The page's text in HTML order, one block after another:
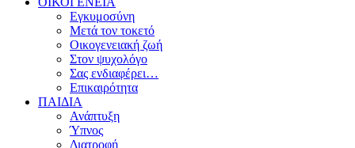
Εγκυμοσύνη
Μετά τον τοκετό
Οικογενειακή ζωή
Στον ψυχολόγο
Σας ενδιαφέρει…
Επικαιρότητα
ΠΑΙΔΙΑ
Ανάπτυξη
Ύπνος
Διατροφή